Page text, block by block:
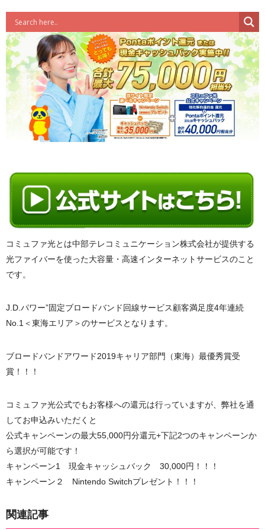
コミュファ光とは中部テレコミュニケーション株式会社が提供する
光ファイバーを使った大容量・高速インターネットサービスのこと
です。
J.D.パワー”固定ブロードバンド回線サービス顧客満足度4年連続
No.1＜東海エリア＞のサービスとなります。
ブロードバンドアワード2019キャリア部門（東海）最優秀賞受
賞！！！
コミュファ光公式でもお客様への還元は行っていますが、弊社を通
してお申込みいただくと
公式キャンペーンの最大55,000円分還元+下記2つのキャンペーンか
ら選択が可能です！
キャンペーン1 現金キャッシュバック 30,000円！！！
キャンペーン２ Nintendo Switchプレゼント！！！
関連記事